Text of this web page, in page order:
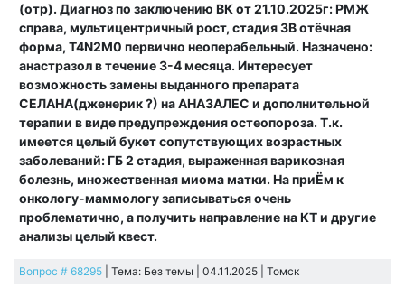
(отр). Диагноз по заключению ВК от 21.10.2025г: РМЖ
справа, мультицентричный рост, стадия 3B отёчная
форма, Т4N2M0 первично неоперабельный. Назначено:
анастразол в течение 3-4 месяца. Интересует
возможность замены выданного препарата
СЕЛАНА(дженерик ?) на АНАЗАЛЕС и дополнительной
терапии в виде предупреждения остеопороза. Т.к.
имеется целый букет сопутствующих возрастных
заболеваний: ГБ 2 стадия, выраженная варикозная
болезнь, множественная миома матки. На приЁм к
онкологу-маммологу записываться очень
проблематично, а получить направление на КТ и другие
анализы целый квест.
Вопрос # 68295 | Тема: Без темы | 04.11.2025 | Томск